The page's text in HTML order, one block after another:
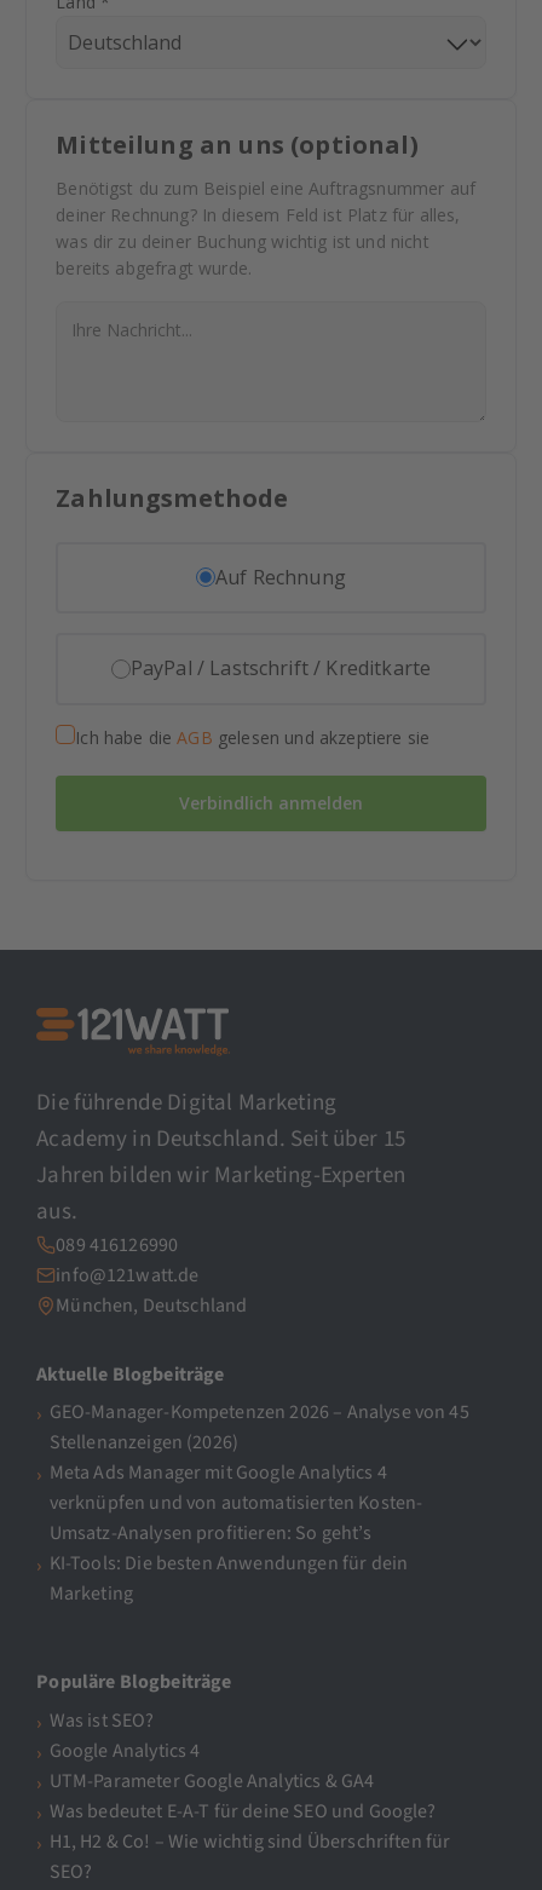
Mitteilung an uns (optional)
Benötigst du zum Beispiel eine Auftragsnummer auf
deiner Rechnung? In diesem Feld ist Platz für alles,
was dir zu deiner Buchung wichtig ist und nicht
bereits abgefragt wurde.
Zahlungsmethode
Auf Rechnung
PayPal / Lastschrift / Kreditkarte
Ich habe dieAGB gelesen und akzeptiere sie
Verbindlich anmelden
Die führende Digital Marketing
Academy in Deutschland. Seit über 15
Jahren bilden wir Marketing-Experten
aus.
089 416126990
info@121watt.de
München, Deutschland
Aktuelle Blogbeiträge
GEO-Manager-Kompetenzen 2026 – Analyse von 45
Stellenanzeigen (2026)
Meta Ads Manager mit Google Analytics 4
verknüpfen und von automatisierten Kosten-
Umsatz-Analysen profitieren: So geht’s
KI-Tools: Die besten Anwendungen für dein
Marketing
Populäre Blogbeiträge
Was ist SEO?
Google Analytics 4
UTM-Parameter Google Analytics & GA4
Was bedeutet E-A-T für deine SEO und Google?
H1, H2 & Co! – Wie wichtig sind Überschriften für
SEO?